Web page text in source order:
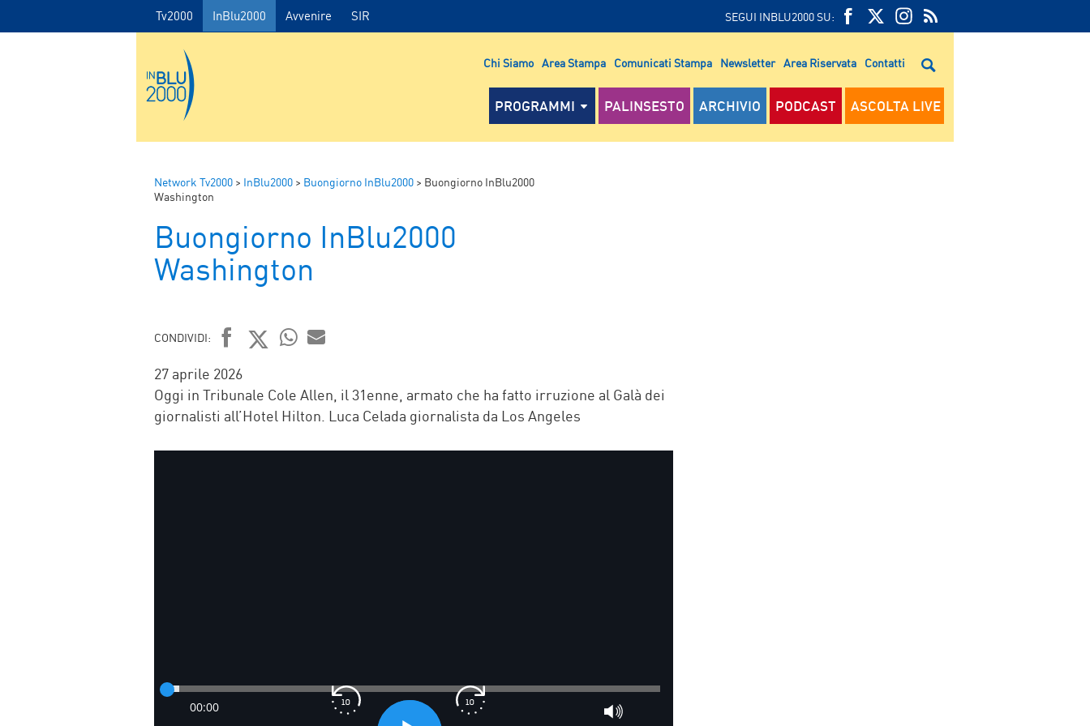
Tv2000 InBlu2000 Avvenire SIR SEGUI INBLU2000 SU:
FEED
RSS
RSS
Chi Siamo Area Stampa Comunicati Stampa Newsletter Area Riservata Contatti
PROGRAMMI PALINSESTO ARCHIVIO PODCAST ASCOLTA LIVE
Network Tv2000 > InBlu2000 > Buongiorno InBlu2000 > Buongiorno InBlu2000
Washington
Buongiorno InBlu2000
Washington
CONDIVIDI:
FACEBOOK
TWITTER
27 aprile 2026
Oggi in Tribunale Cole Allen, il 31enne, armato che ha fatto irruzione al Galà dei
giornalisti all’Hotel Hilton. Luca Celada giornalista da Los Angeles